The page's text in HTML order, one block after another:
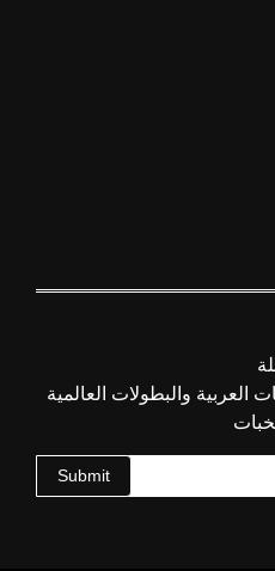
العربية والبطولات العالمية
Submit